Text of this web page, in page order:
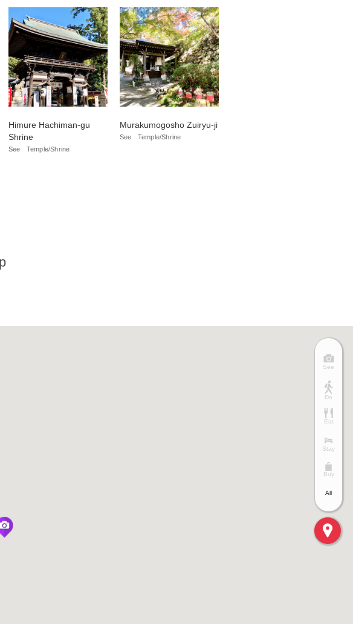
Himure Hachiman-gu
Shrine
See Temple/Shrine
Murakumogosho Zuiryu-ji
See Temple/Shrine
See
Do
Eat
Stay
Buy
All